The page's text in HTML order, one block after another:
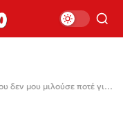
Θοδωρής Φέρρης: «Η μητέρα μου δεν μου μιλούσε ποτέ για καριέρες και ταμπέλες»